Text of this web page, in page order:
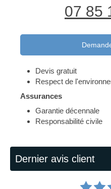
07 85
Devis gratuit
Respect de
Assurances
Garantie décennale
Responsabilité civile
Dernier avis client